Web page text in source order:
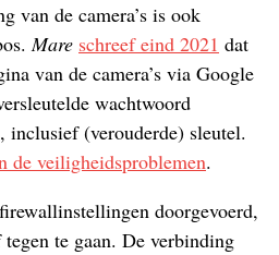
van de camera’s is ook
Mare schreef eind 2021 dat
van de camera’s via Google
wachtwoord
(verouderde) sleutel.
de veiligheidsproblemen.
doorgevoerd,
te gaan. De verbinding